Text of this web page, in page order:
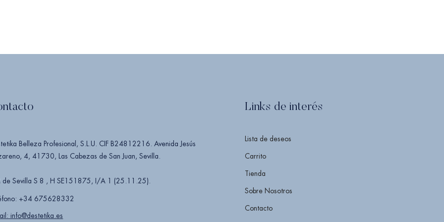
Belleza Profesional, S.L.U. CIF B24812216. Avenida Jesús
4, 41730, Las Cabezas de San Juan, Sevilla.
de Sevilla S 8 , H SE151875, I/A 1 (25.11.25).
+34 675628332
info@destetika.es
Links de interés
Lista de deseos
Carrito
Tienda
Sobre Nosotros
Contacto